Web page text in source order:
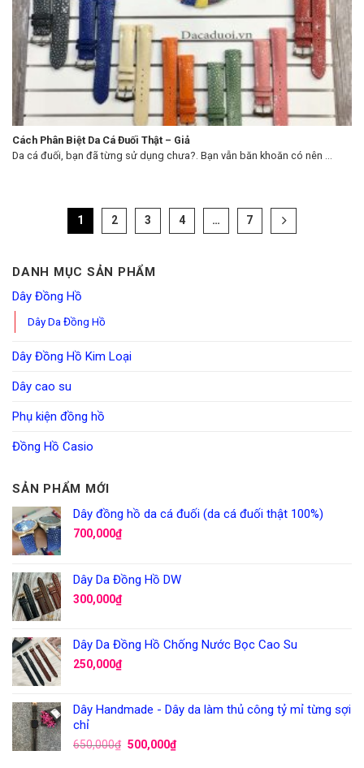
Cách Phân Biệt Da Cá Đuối Thật – Giả
Da cá đuối, bạn đã từng sử dụng chưa?. Bạn vẫn băn khoăn có nên ...
1 2 3 4 … 7
DANH MỤC SẢN PHẨM
Dây Đồng Hồ
Dây Da Đồng Hồ
Dây Đồng Hồ Kim Loại
Dây cao su
Phụ kiện đồng hồ
Đồng Hồ Casio
SẢN PHẨM MỚI
Dây đồng hồ da cá đuối (da cá đuối thật 100%)
700,000₫
Dây Da Đồng Hồ DW
300,000₫
Dây Da Đồng Hồ Chống Nước Bọc Cao Su
250,000₫
Dây Handmade - Dây da làm thủ công tỷ mỉ từng sợi
chỉ
650,000₫ 500,000₫